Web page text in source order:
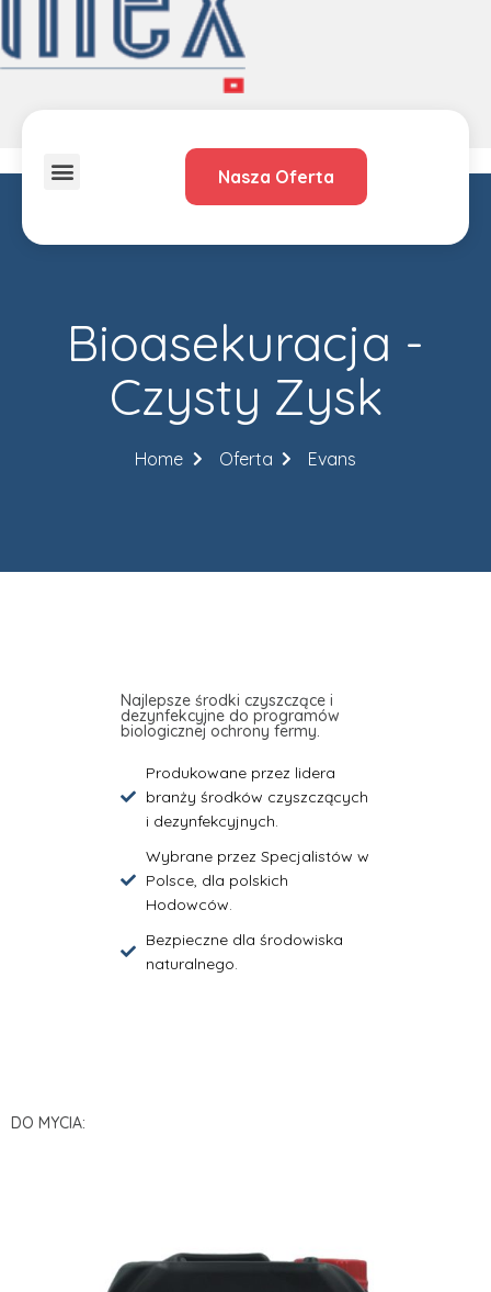
Nasza Oferta
Bioasekuracja -
Czysty Zysk
Home Oferta Evans
Najlepsze środki czyszczące i
dezynfekcyjne do programów
biologicznej ochrony fermy.
Produkowane przez lidera
branży środków czyszczących
i dezynfekcyjnych.
Wybrane przez Specjalistów w
Polsce, dla polskich
Hodowców.
Bezpieczne dla środowiska
naturalnego.
DO MYCIA: